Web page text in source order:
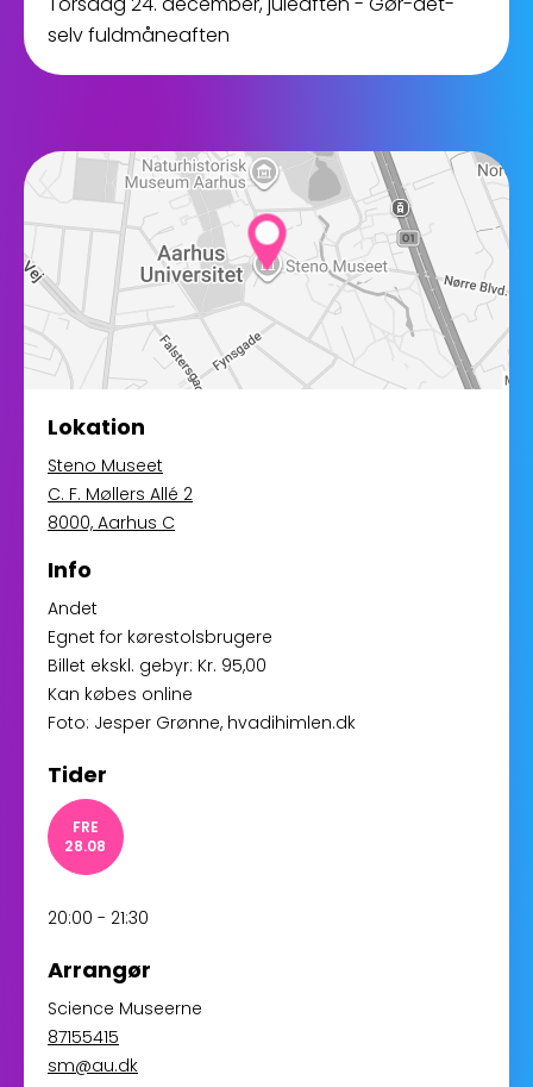
selv fuldmåneaften
Lokation
Steno Museet
C. F. Møllers Allé 2
8000, Aarhus C
Info
Andet
Egnet for kørestolsbrugere
Billet ekskl. gebyr: Kr. 95,00
Kan købes online
Foto: Jesper Grønne, hvadihimlen.dk
Tider
FRE
28.08
20:00 - 21:30
Arrangør
Science Museerne
87155415
sm@au.dk